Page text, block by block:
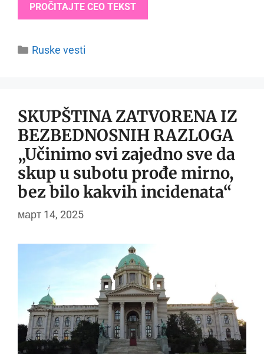
PROČITAJTE CEO TEKST
Categories
Ruske vesti
SKUPŠTINA ZATVORENA IZ
BEZBEDNOSNIH RAZLOGA
„Učinimo svi zajedno sve da
skup u subotu prođe mirno,
bez bilo kakvih incidenata“
март 14, 2025